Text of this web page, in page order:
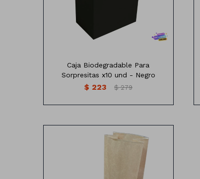
Profundidad: 15x9cm
Contiene: 10 Unidades
Caja Biodegradable Para
Sorpresitas x10 und - Negro
$ 223 $ 279